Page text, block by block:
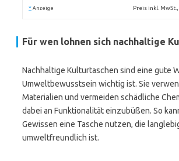
* Anzeige Preis inkl.
Für wen lohnen sich nachhaltige
Nachhaltige Kulturtaschen sind eine gute
Umweltbewusstsein wichtig ist. Sie
Materialien und vermeiden schädliche
dabei an Funktionalität einzubüßen. So
Gewissen eine Tasche nutzen, die
umweltfreundlich ist.